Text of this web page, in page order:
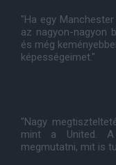
"Ha egy
az nagyon-nagyon
és még
képességeimet."
"Nagy
mint a United. A
megmutatni, mit is